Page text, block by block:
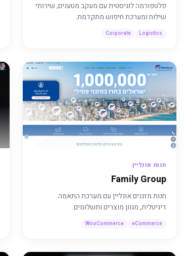
פלטפורמה לוגיסטית עם מעקב מטענים, שירותי
שילוח ומערכת חיפוש מתקדמת.
Logistics
Corporate
חנות אונליין
Family Group
חנות מזגנים אונליין עם מערכת התאמה
דיגיטלית, מגוון מוצרים ותשלומים.
eCommerce
WooCommerce